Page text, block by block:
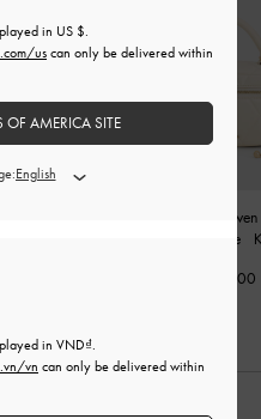
Túi cầm tay
Top Handle
1,990,000
in VND .
vn can only be delivered within
in US $
us can only be delivered within
OF AMERICA SITE